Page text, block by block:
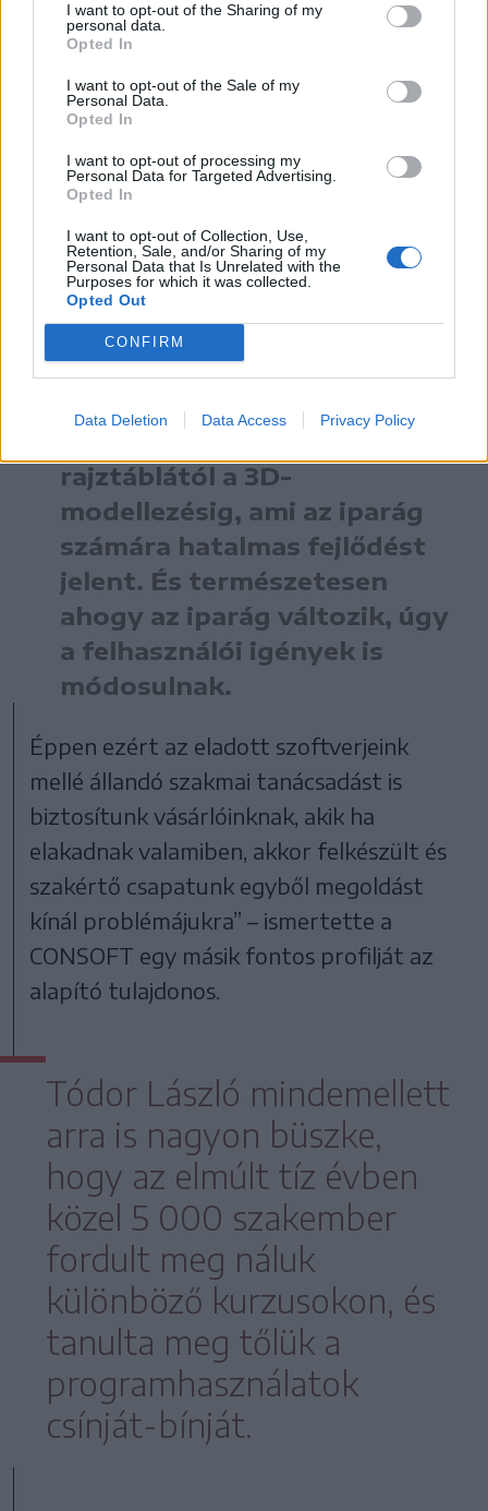
I want to opt-out of the Sharing of my
personal data.
Opted In
I want to opt-out of the Sale of my
Personal Data.
Opted In
I want to opt-out of processing my
Personal Data for Targeted Advertising.
Opted In
I want to opt-out of Collection, Use,
Retention, Sale, and/or Sharing of my
Personal Data that Is Unrelated with the
Purposes for which it was collected.
Opted Out
CONFIRM
Data Deletion Data Access Privacy Policy
A munka mellett a kikapcsolódásra is nagy
figyelmet szentelnek a csíkszeredai vállalkozásnál
adnak és oktatják is
csak az értékesítésre fektették a
hangsúlyt, hamarosan rájöttek, hogy a
szakmai tanácsadással még egyedibbé
tehetik szolgáltatásaikat.
rajztáblától a 3D-
modellezésig, ami az iparág
számára hatalmas fejlődést
jelent. És természetesen
ahogy az iparág változik, úgy
a felhasználói igények is
módosulnak.
Éppen ezért az eladott szoftverjeink
mellé állandó szakmai tanácsadást is
biztosítunk vásárlóinknak, akik ha
elakadnak valamiben, akkor felkészült és
szakértő csapatunk egyből megoldást
kínál problémájukra” – ismertette a
CONSOFT egy másik fontos profilját az
alapító tulajdonos.
Tódor László mindemellett
arra is nagyon büszke,
hogy az elmúlt tíz évben
közel 5 000 szakember
fordult meg náluk
különböző kurzusokon, és
tanulta meg tőlük a
programhasználatok
csínját-bínját.